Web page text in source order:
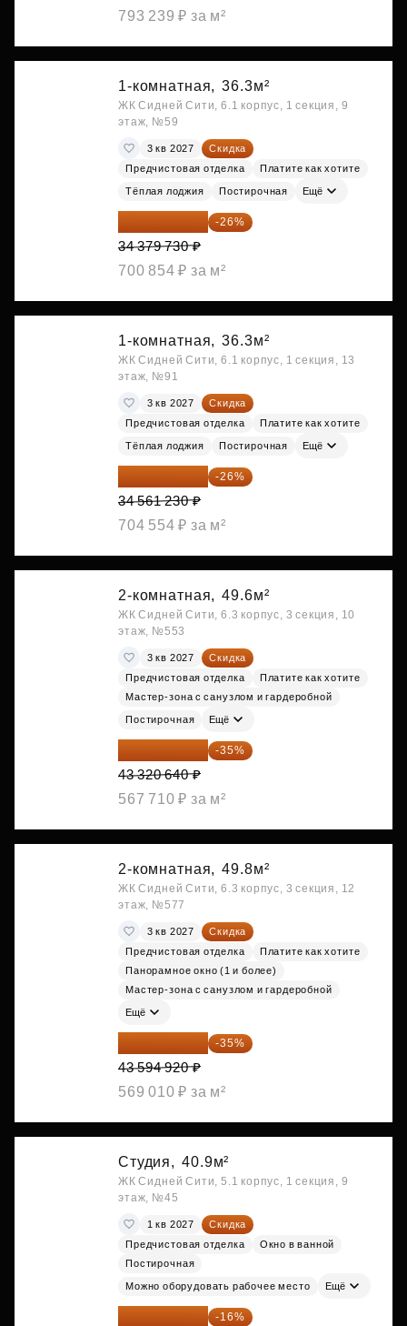
793 239 ₽ за м²
1-комнатная, 36.3м²
ЖК Сидней Сити, 6.1 корпус, 1 секция, 9
этаж, №59
3 кв 2027
Скидка
Предчистовая отделка
Платите как хотите
Тёплая лоджия Постирочная Ещё
25 441 000 ₽ -26%
34 379 730 ₽
700 854 ₽ за м²
1-комнатная, 36.3м²
ЖК Сидней Сити, 6.1 корпус, 1 секция, 13
этаж, №91
3 кв 2027
Скидка
Предчистовая отделка
Платите как хотите
Тёплая лоджия Постирочная Ещё
25 575 310 ₽ -26%
34 561 230 ₽
704 554 ₽ за м²
2-комнатная, 49.6м²
ЖК Сидней Сити, 6.3 корпус, 3 секция, 10
этаж, №553
3 кв 2027
Скидка
Предчистовая отделка
Платите как хотите
Мастер-зона с санузлом и гардеробной
Постирочная Ещё
28 158 416 ₽ -35%
43 320 640 ₽
567 710 ₽ за м²
2-комнатная, 49.8м²
ЖК Сидней Сити, 6.3 корпус, 3 секция, 12
этаж, №577
3 кв 2027
Скидка
Предчистовая отделка
Платите как хотите
Панорамное окно (1 и более)
Мастер-зона с санузлом и гардеробной
Ещё
28 336 698 ₽ -35%
43 594 920 ₽
569 010 ₽ за м²
Студия, 40.9м²
ЖК Сидней Сити, 5.1 корпус, 1 секция, 9
этаж, №45
1 кв 2027
Скидка
Предчистовая отделка
Окно в ванной
Постирочная
Можно оборудовать рабочее место Ещё
28 972 415 ₽ -16%